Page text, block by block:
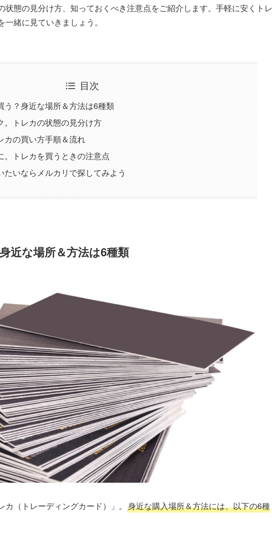
状態の見分け方、知っておくべき注意点をご紹介します。手軽に安くトレ
緒に見ていきましょう。
目次
う？身近な場所＆方法は6種類
。トレカの状態の見分け方
カの買い方手順＆流れ
。トレカを買うときの注意点
たいならメルカリで探してみよう
近な場所＆方法は6種類
（トレーディングカード）」。 身近な購入場所＆方法には、以下の6種